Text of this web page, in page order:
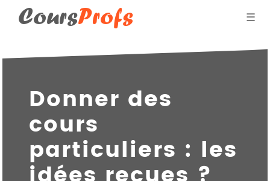
CoursProfs
Blog des professeurs
Donner des cours
☰
Donner des
cours
particuliers : les